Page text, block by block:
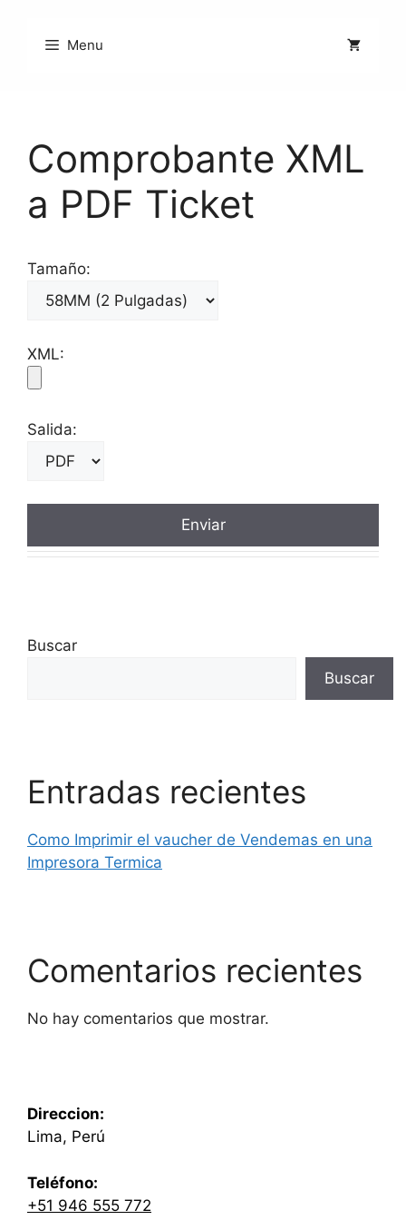
contenido
Menu
Comprobante XML
a PDF Ticket
Tamaño:
XML:
Salida:
Buscar
Buscar
Entradas recientes
Como Imprimir el vaucher de Vendemas en una
Impresora Termica
Comentarios recientes
No hay comentarios que mostrar.
Direccion:
Lima, Perú
Teléfono:
+51 946 555 772